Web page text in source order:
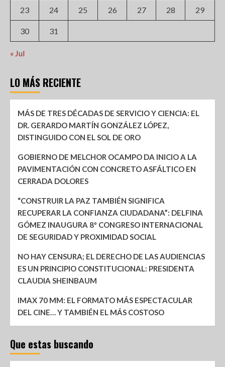
23 24 25 26 27 28 29
30 31
« Jul
LO MÁS RECIENTE
MÁS DE TRES DÉCADAS DE SERVICIO Y CIENCIA: EL
DR. GERARDO MARTÍN GONZÁLEZ LÓPEZ,
DISTINGUIDO CON EL SOL DE ORO
GOBIERNO DE MELCHOR OCAMPO DA INICIO A LA
PAVIMENTACIÓN CON CONCRETO ASFÁLTICO EN
CERRADA DOLORES
“CONSTRUIR LA PAZ TAMBIÉN SIGNIFICA
RECUPERAR LA CONFIANZA CIUDADANA”: DELFINA
GÓMEZ INAUGURA 8º CONGRESO INTERNACIONAL
DE SEGURIDAD Y PROXIMIDAD SOCIAL
NO HAY CENSURA; EL DERECHO DE LAS AUDIENCIAS
ES UN PRINCIPIO CONSTITUCIONAL: PRESIDENTA
CLAUDIA SHEINBAUM
IMAX 70 MM: EL FORMATO MÁS ESPECTACULAR
DEL CINE… Y TAMBIÉN EL MÁS COSTOSO
Que estas buscando